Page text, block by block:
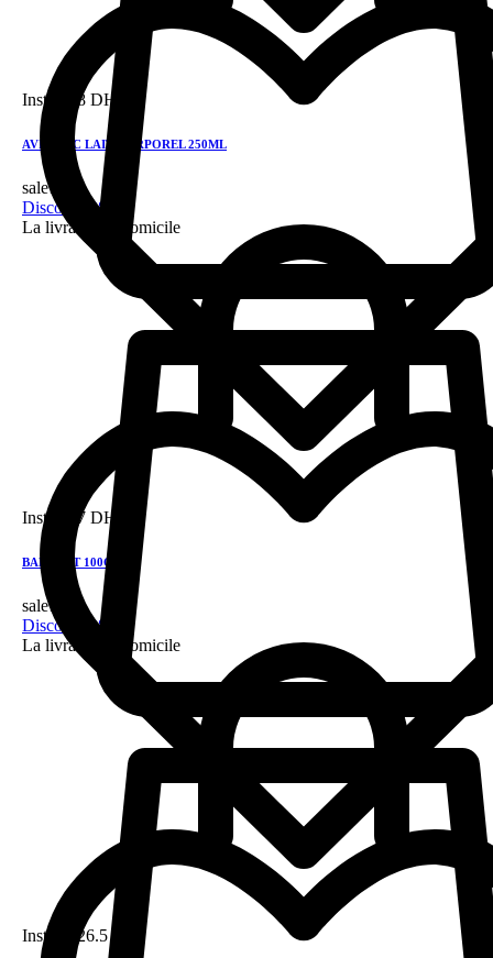
Instock 8 DH
AVIANTIC LAIT CORPOREL 250ML
sale!
Discount 28%
La livraison a domicile
Instock 7 DH
BABY SET 100G
sale!
Discount 28%
La livraison a domicile
Instock 26.5 DH